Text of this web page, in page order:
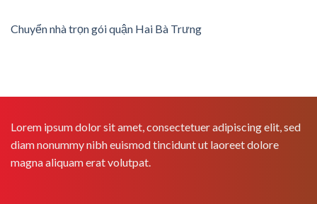
Chuyển nhà trọn gói quận Hai Bà Trưng
Lorem ipsum dolor sit amet, consectetuer adipiscing elit, sed
diam nonummy nibh euismod tincidunt ut laoreet dolore
magna aliquam erat volutpat.